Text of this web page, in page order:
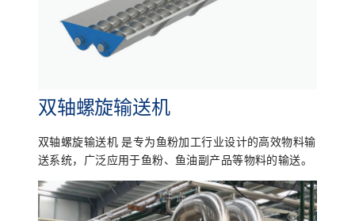
双轴螺旋输送机
双轴螺旋输送机 是专为鱼粉加工行业设计的高效物料输
送系统，广泛应用于鱼粉、鱼油副产品等物料的输送。